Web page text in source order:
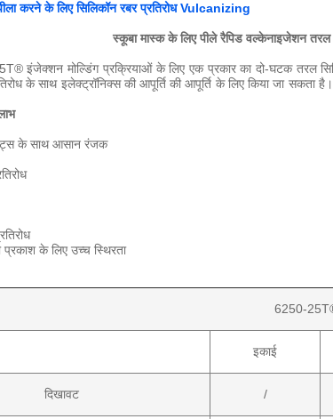
करने के लिए सिलिकॉन रबर प्रतिरोध Vulcanizing
स्कूबा मास्क के लिए पीले रैपिड वल्केनाइजेशन तरल
इंजेक्शन मोल्डिंग प्रक्रियाओं के लिए एक प्रकार का दो-घटक तरल
के साथ इलेक्ट्रॉनिक्स की आपूर्ति की आपूर्ति के लिए किया जा सकता है।
के साथ आसान रंजक
के लिए उच्च स्थिरता
6250-
इकाई
दिखावट /